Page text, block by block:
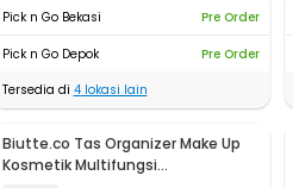
Pick n Go Bekasi
Pre Order
Pick n Go Depok
Pre Order
Tersedia di 4lokasi lain
Biutte.co Tas Organizer Make Up
Kosmetik Multifungsi